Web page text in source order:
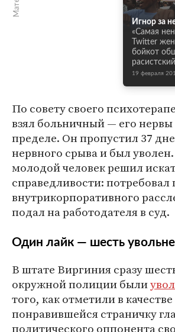
Игнор за
«Самая
Twitter
бойкот
19 февраля
По совету своего
взял больничный — его
пределе. Он пропустил 37
нервного срыва и был
молодой человек решил
справедливости: потребовал
внутрикорпоративного
подал на работодателя в суд.
Один лайк — шесть
В штате Виргиния сразу
окружной полиции были
того, как отметили в качестве
понравившейся страничку
политического оппонента